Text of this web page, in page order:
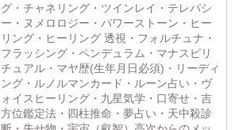
グ・チャネリング・ツインレイ・テレパシ
ー・ヌメロロジー・パワーストーン・ヒー
リング・ヒーリング 透視・フォルチュナ・
フラッシング・ペンデュラム・マナスピリ
チュアル・マヤ歴(生年月日必須)・リーディ
ング・ルノルマンカード・ルーン占い・ヴ
ォイスヒーリング・九星気学・口寄せ・吉
方位鑑定法・四柱推命・夢占い・天中殺診